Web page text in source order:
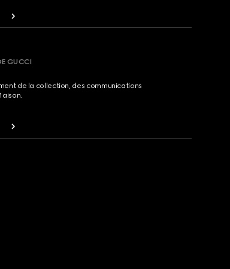
GUCCI
de la collection, des communications